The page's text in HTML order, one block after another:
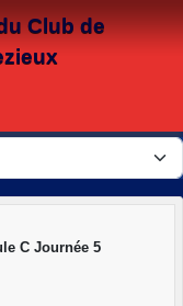
Club de
C Journée 5